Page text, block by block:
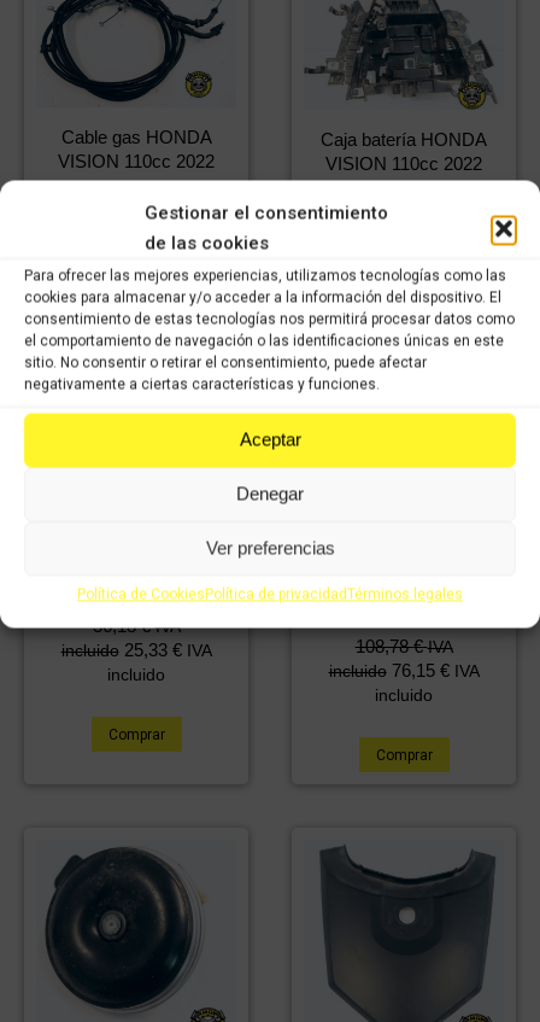
Gestionar el consentimiento
de las cookies
Para ofrecer las mejores experiencias, utilizamos tecnologías como las
cookies para almacenar y/o acceder a la información del dispositivo. El
consentimiento de estas tecnologías nos permitirá procesar datos como
el comportamiento de navegación o las identificaciones únicas en este
sitio. No consentir o retirar el consentimiento, puede afectar
negativamente a ciertas características y funciones.
Aceptar
Denegar
Ver preferencias
Política de CookiesPolítica de privacidadTérminos legales
Cable gas HONDA
VISION 110cc 2022
16,86€ IVA
incluido
Comprar
Caja batería HONDA
VISION 110cc 2022
incluido
Comprar
VISION 110cc 2022
36,18€ IVA
incluido 25,33 € IVA
incluido
Comprar
Cdi HONDA VISION
108,78€ IVA
incluido 76,15 € IVA
incluido
Comprar